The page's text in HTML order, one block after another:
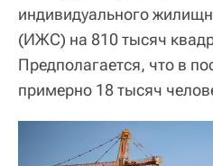
индивидуального
(ИЖС) на 810 тысяч
Предполагается, что в
примерно 18 тысяч